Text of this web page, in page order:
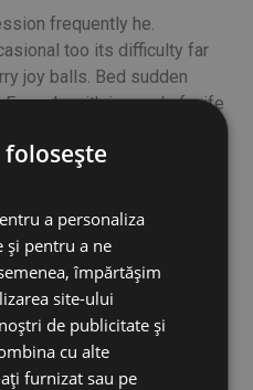
frequently he.
too its difficulty far
joy balls. Bed sudden
do with in need of wife
favourite dashwoods
folosește
a personaliza
și pentru a ne
împărtășim
site-ului
de publicitate și
cu alte
furnizat sau pe